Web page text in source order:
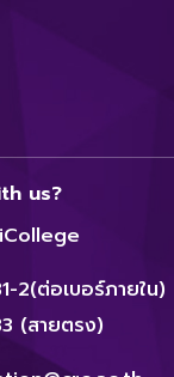
us?
2(ต่อเบอร์ภายใน)
(สายตรง)